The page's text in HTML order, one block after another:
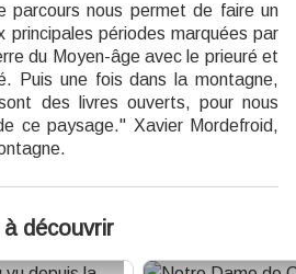
parcours nous permet de faire un
principales périodes marquées par
du Moyen-âge avec le prieuré et
Puis une fois dans la montagne,
des livres ouverts, pour nous
ce paysage." Xavier Mordefroid,
découvrir